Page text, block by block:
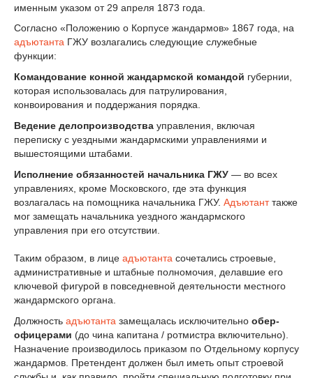
именным указом от 29 апреля 1873 года.
Согласно «Положению о Корпусе жандармов» 1867 года, на
адъютанта ГЖУ возлагались следующие служебные
функции:
Командование конной жандармской командой губернии,
которая использовалась для патрулирования,
конвоирования и поддержания порядка.
Ведение делопроизводства управления, включая
переписку с уездными жандармскими управлениями и
вышестоящими штабами.
Исполнение обязанностей начальника ГЖУ — во всех
управлениях, кроме Московского, где эта функция
возлагалась на помощника начальника ГЖУ. Адъютанттакже
мог замещать начальника уездного жандармского
управления при его отсутствии.
Таким образом, в лице адъютанта сочетались строевые,
административные и штабные полномочия, делавшие его
ключевой фигурой в повседневной деятельности местного
жандармского органа.
Должность адъютанта замещалась исключительно обер-
офицерами (до чина капитана / ротмистра включительно).
Назначение производилось приказом по Отдельному корпусу
жандармов. Претендент должен был иметь опыт строевой